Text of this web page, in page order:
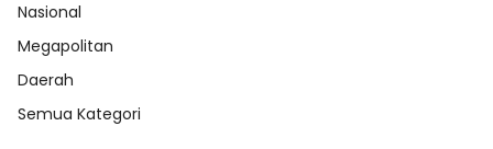
Nasional
Megapolitan
Daerah
Semua Kategori